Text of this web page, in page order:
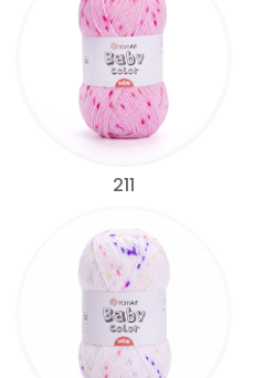
211